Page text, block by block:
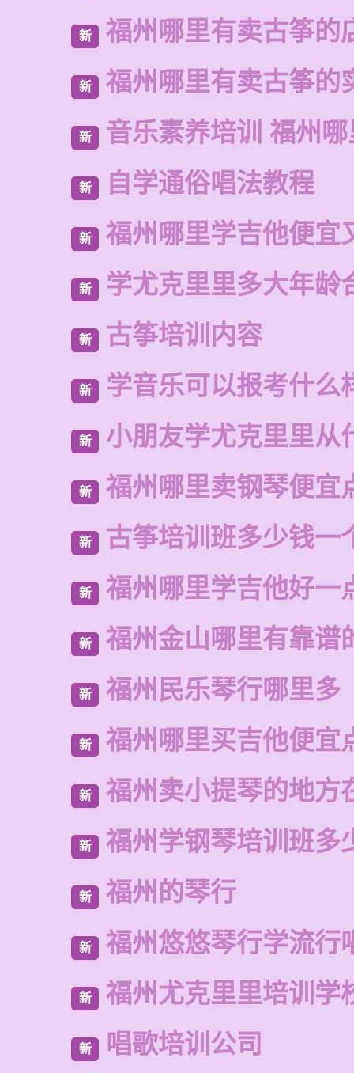
新 福州哪里有卖古筝的
新 福州哪里有卖古筝的
新 音乐素养培训 福州
新 自学通俗唱法教程
新 福州哪里学吉他便宜
新 学尤克里里多大年龄
新 古筝培训内容
新 学音乐可以报考什么
新 小朋友学尤克里里从
新 福州哪里卖钢琴便宜
新 古筝培训班多少钱一
新 福州哪里学吉他好一
新 福州金山哪里有靠谱
新 福州民乐琴行哪里多
新 福州哪里买吉他便宜
新 福州卖小提琴的地方
新 福州学钢琴培训班多
新 福州的琴行
新 福州悠悠琴行学流行
新 福州尤克里里培训学
新 唱歌培训公司